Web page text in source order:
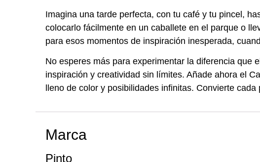
Imagina una tarde perfecta, con tu café y tu pincel,
colocarlo fácilmente en un caballete en el parque o
para esos momentos de inspiración inesperada,
No esperes más para experimentar la diferencia que
inspiración y creatividad sin límites. Añade ahora el
lleno de color y posibilidades infinitas. Convierte
Marca
Pinto